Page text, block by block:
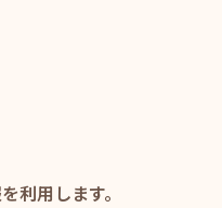
利用します。